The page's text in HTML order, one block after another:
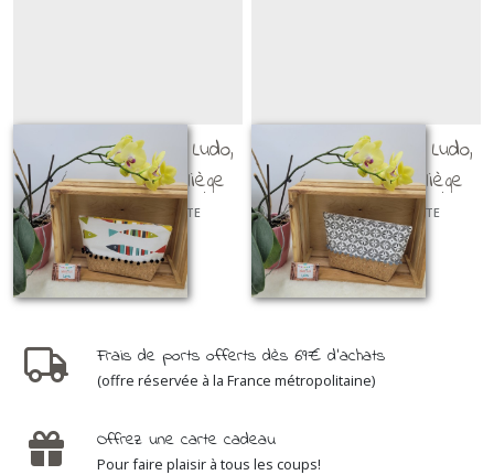
Trousse de toilette Ludo,
modèle poissons, liège
doré et pompons noirs
TROUSSES DE TOILETTE
49€95
Trousse de toilette Ludo,
modèle graphique, liège
argenté et pompons gris
TROUSSES DE TOILETTE
49€95
Frais de ports offerts dès 69€ d'achats
(offre réservée à la France métropolitaine)
Offrez une carte cadeau
Pour faire plaisir à tous les coups!